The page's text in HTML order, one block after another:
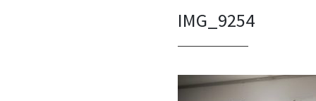
IMG_9254